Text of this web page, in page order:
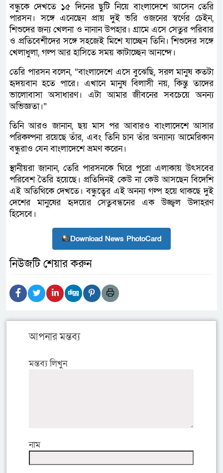
বন্ধুকে দেখতে ১৫ দিনের ছুটি নিয়ে বাংলাদেশে আসেন তেরি
পারসন। সঙ্গে এনেছেন প্রায় দুই ভরি ওজনের স্বর্ণের চেইন,
শিশুদের জন্য খেলনা ও নানান উপহার। গ্রামে এসে সেতুর পরিবার
ও প্রতিবেশীদের সঙ্গে সহজেই মিশে যাচ্ছেন তিনি। শিশুদের সঙ্গে
খেলাধুলা, গল্প আর হাসিতে সময় কাটাচ্ছেন আনন্দে।
তেরি পারসন বলেন, “বাংলাদেশে এসে বুঝেছি, সরল মানুষ কতটা
হৃদয়বান হতে পারে। এখানে মানুষ বিলাসী নয়, কিন্তু তাদের
ভালোবাসা অসাধারণ। এটা আমার জীবনের সবচেয়ে অনন্য
অভিজ্ঞতা।”
তিনি আরও জানান, ছয় মাস পর আবারও বাংলাদেশে আসার
পরিকল্পনা রয়েছে তাঁর, এবং তিনি চান তাঁর অন্যান্য আমেরিকান
বন্ধুরাও যেন বাংলাদেশে ভ্রমণ করেন।
স্থানীয়রা জানান, তেরি পারসনকে ঘিরে পুরো এলাকায় উৎসবের
পরিবেশ তৈরি হয়েছে। প্রতিদিনই কেউ না কেউ আসছেন বিদেশি
এই অতিথিকে দেখতে। বন্ধুত্বের এই অনন্য গল্প হয়ে থাকছে দুই
দেশের মানুষের হৃদয়ের সেতুবন্ধনের এক উজ্জ্বল উদাহরণ
হিসেবে।
Download News PhotoCard
নিউজটি শেয়ার করুন
আপনার মন্তব্য
মন্তব্য লিখুন
নাম